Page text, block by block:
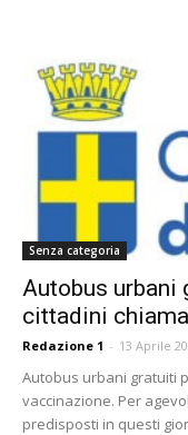
Senza categoria
Autobus urbani
cittadini
Redazione 1 - 13 Aprile
Autobus urbani gratuiti
vaccinazione. Per
predisposti in questi